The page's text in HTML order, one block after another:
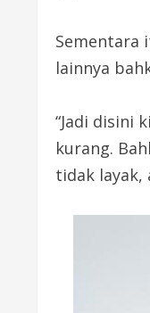
Sementara
lainnya
“Jadi disini
kurang.
tidak layak,